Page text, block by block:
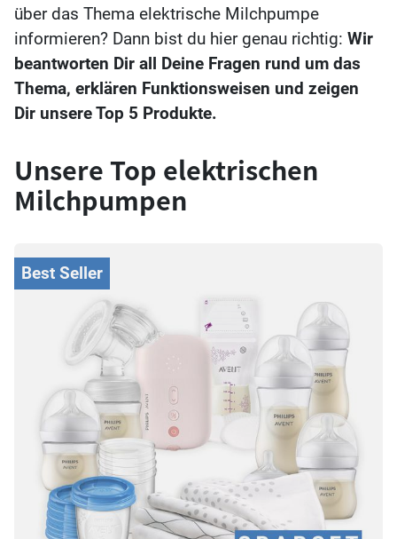
über das Thema elektrische Milchpumpe
informieren? Dann bist du hier genau richtig: Wir
beantworten Dir all Deine Fragen rund um das
Thema, erklären Funktionsweisen und zeigen
Dir unsere Top 5 Produkte.
Unsere Top elektrischen
Milchpumpen
Best Seller